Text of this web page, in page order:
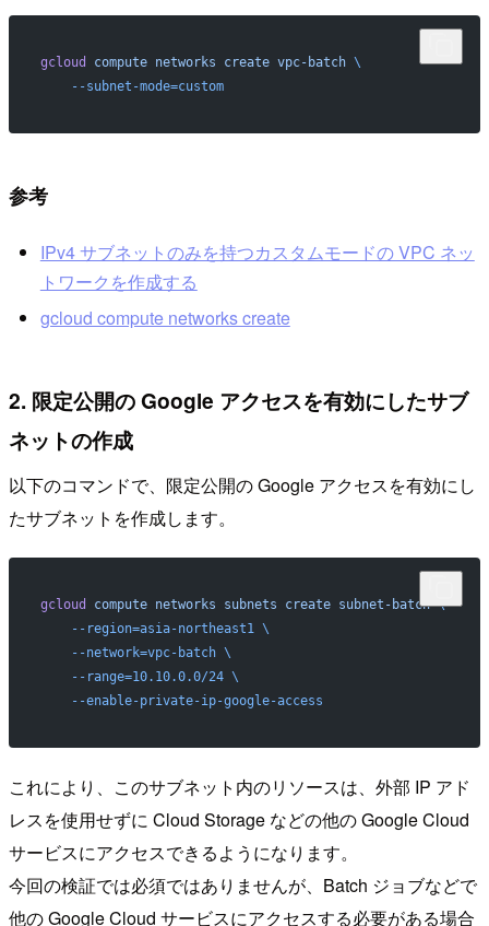
gcloud compute networks create vpc-batch \
    --subnet-mode=custom
参考
IPv4 サブネットのみを持つカスタムモードの VPC ネッ
トワークを作成する
gcloud compute networks create
2. 限定公開の Google アクセスを有効にしたサブ
ネットの作成
以下のコマンドで、限定公開の Google アクセスを有効にし
たサブネットを作成します。
gcloud compute networks subnets create subnet-batch \
    --region=asia-northeast1
\
    --network=vpc-batch
\
    --range=10.10.0.0/24
\
    --enable-private-ip-google-access
これにより、このサブネット内のリソースは、外部 IP アド
レスを使用せずに Cloud Storage などの他の Google Cloud
サービスにアクセスできるようになります。
今回の検証では必須ではありませんが、Batch ジョブなどで
他の Google Cloud サービスにアクセスする必要がある場合